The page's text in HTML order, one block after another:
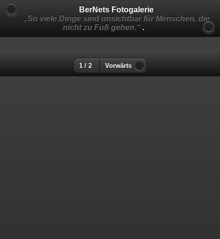
BerNets Fotogalerie
„So viele Dinge sind unsichtbar für Menschen, die
nicht zu Fuß gehen.“ .
1 / 2 Vorwärts